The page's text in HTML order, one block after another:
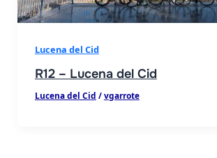
Lucena del Cid
R12 – Lucena del Cid
Lucena del Cid /vgarrote